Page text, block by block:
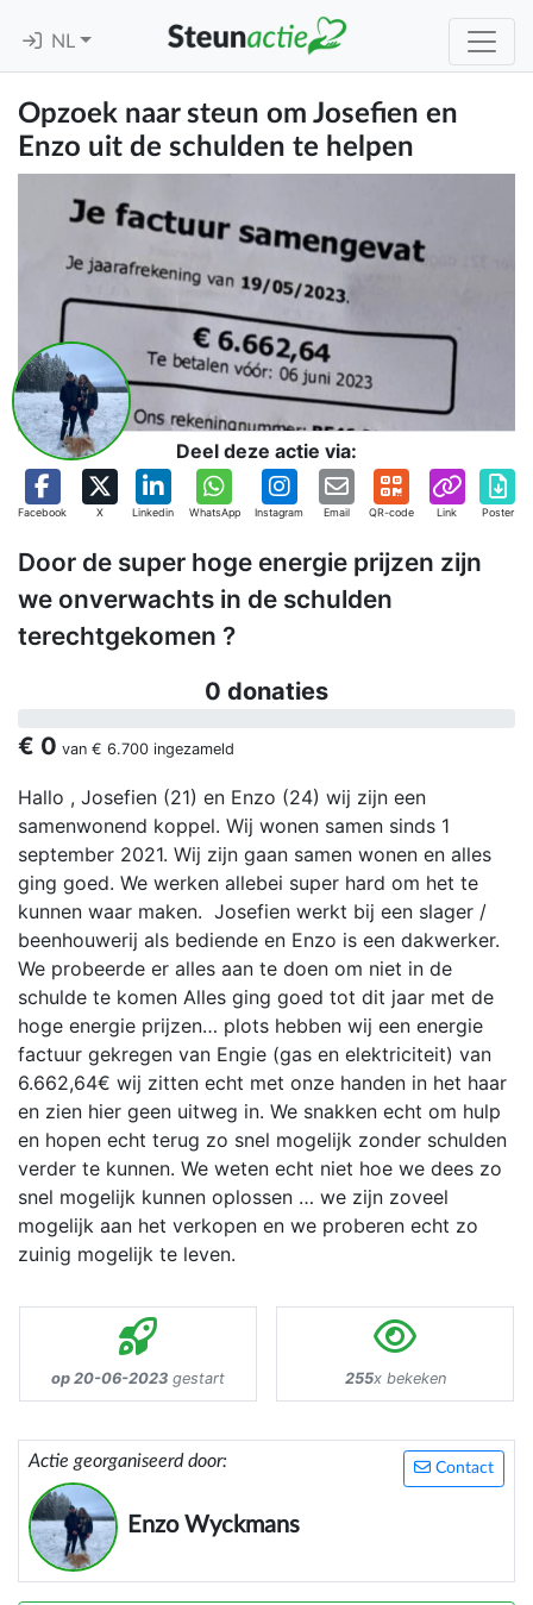
NL
Opzoek naar steun om Josefien en
Enzo uit de schulden te helpen
Deel deze actie via:
Facebook X Linkedin WhatsApp Instagram Email QR-code Link Poster
Door de super hoge energie prijzen zijn
we onverwachts in de schulden
terechtgekomen ?
0 donaties
€ 0 van € 6.700 ingezameld
Hallo , Josefien (21) en Enzo (24) wij zijn een
samenwonend koppel. Wij wonen samen sinds 1
september 2021. Wij zijn gaan samen wonen en alles
ging goed. We werken allebei super hard om het te
kunnen waar maken. Josefien werkt bij een slager /
beenhouwerij als bediende en Enzo is een dakwerker.
We probeerde er alles aan te doen om niet in de
schulde te komen Alles ging goed tot dit jaar met de
hoge energie prijzen… plots hebben wij een energie
factuur gekregen van Engie (gas en elektriciteit) van
6.662,64€ wij zitten echt met onze handen in het haar
en zien hier geen uitweg in. We snakken echt om hulp
en hopen echt terug zo snel mogelijk zonder schulden
verder te kunnen. We weten echt niet hoe we dees zo
snel mogelijk kunnen oplossen … we zijn zoveel
mogelijk aan het verkopen en we proberen echt zo
zuinig mogelijk te leven.
op 20-06-2023 gestart 255x bekeken
Contact
Actie georganiseerd door:
Enzo Wyckmans